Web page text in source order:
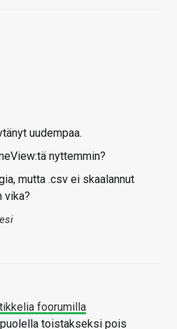
uudempaa.
nyttemmin?
mutta .csv ei skaalannut
vika?
foorumilla
toistakseksi pois